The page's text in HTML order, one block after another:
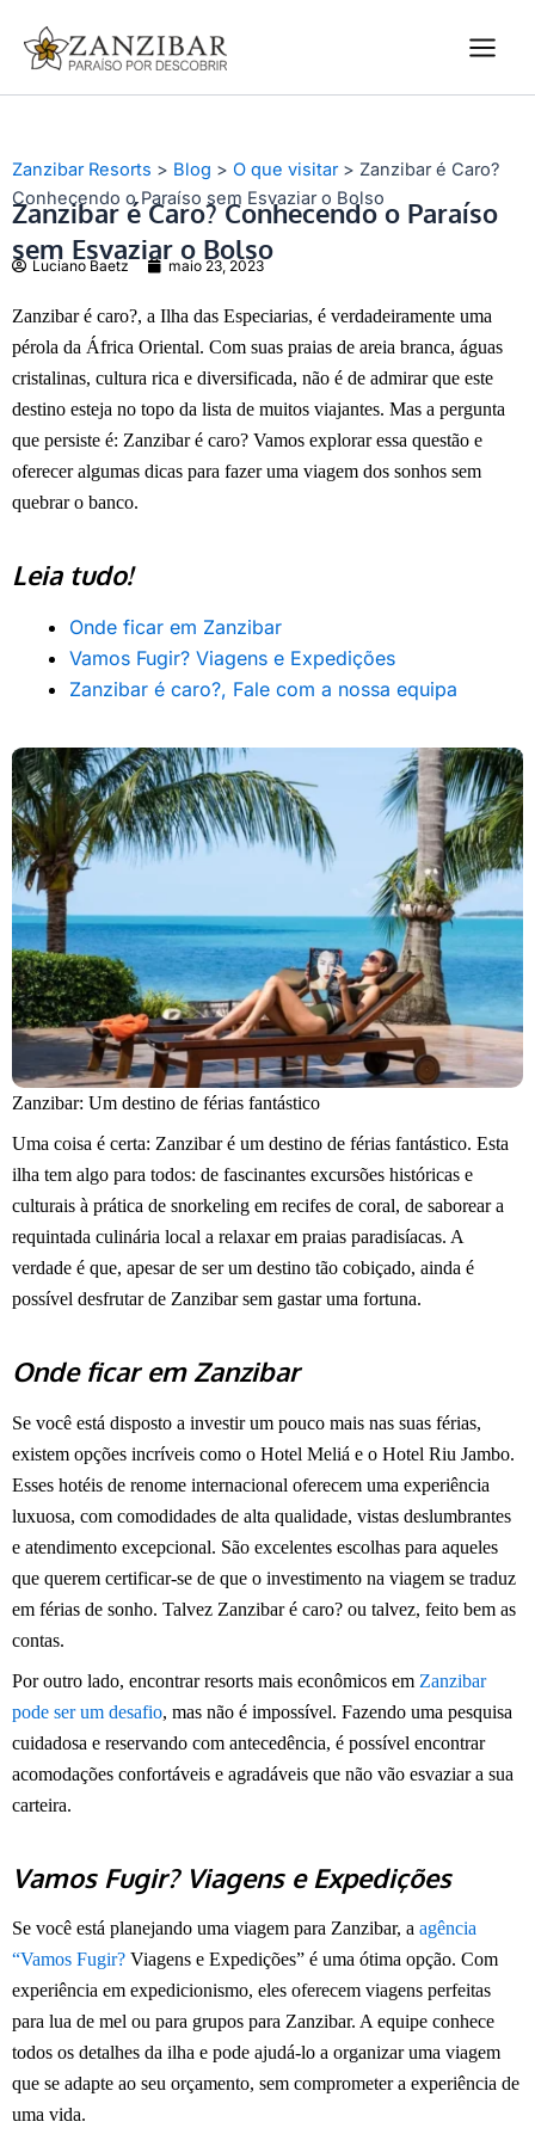
para
conteúdo
Zanzibar Resorts > Blog > O que visitar> Zanzibar é Caro?
Conhecendo o Paraíso sem Esvaziar o Bolso
Zanzibar é Caro? Conhecendo o Paraíso
sem Esvaziar o Bolso
Luciano Baetz maio 23, 2023
Zanzibar é caro?, a Ilha das Especiarias, é verdadeiramente uma
pérola da África Oriental. Com suas praias de areia branca, águas
cristalinas, cultura rica e diversificada, não é de admirar que este
destino esteja no topo da lista de muitos viajantes. Mas a pergunta
que persiste é: Zanzibar é caro? Vamos explorar essa questão e
oferecer algumas dicas para fazer uma viagem dos sonhos sem
quebrar o banco.
Leia tudo!
Onde ficar em Zanzibar
Vamos Fugir? Viagens e Expedições
Zanzibar é caro?, Fale com a nossa equipa
Zanzibar: Um destino de férias fantástico
Uma coisa é certa: Zanzibar é um destino de férias fantástico. Esta
ilha tem algo para todos: de fascinantes excursões históricas e
culturais à prática de snorkeling em recifes de coral, de saborear a
requintada culinária local a relaxar em praias paradisíacas. A
verdade é que, apesar de ser um destino tão cobiçado, ainda é
possível desfrutar de Zanzibar sem gastar uma fortuna.
Onde ficar em Zanzibar
Se você está disposto a investir um pouco mais nas suas férias,
existem opções incríveis como o Hotel Meliá e o Hotel Riu Jambo.
Esses hotéis de renome internacional oferecem uma experiência
luxuosa, com comodidades de alta qualidade, vistas deslumbrantes
e atendimento excepcional. São excelentes escolhas para aqueles
que querem certificar-se de que o investimento na viagem se traduz
em férias de sonho. Talvez Zanzibar é caro? ou talvez, feito bem as
contas.
Por outro lado, encontrar resorts mais econômicos em Zanzibar
pode ser um desafio, mas não é impossível. Fazendo uma pesquisa
cuidadosa e reservando com antecedência, é possível encontrar
acomodações confortáveis e agradáveis que não vão esvaziar a sua
carteira.
Vamos Fugir? Viagens e Expedições
Se você está planejando uma viagem para Zanzibar, a agência
“Vamos Fugir? Viagens e Expedições” é uma ótima opção. Com
experiência em expedicionismo, eles oferecem viagens perfeitas
para lua de mel ou para grupos para Zanzibar. A equipe conhece
todos os detalhes da ilha e pode ajudá-lo a organizar uma viagem
que se adapte ao seu orçamento, sem comprometer a experiência de
uma vida.